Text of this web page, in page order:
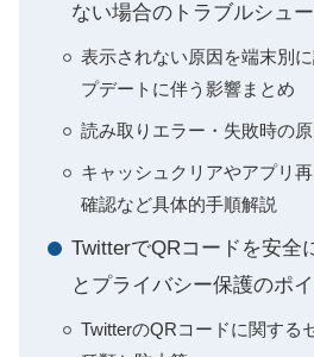
ない場合のトラブルシュ
表示されない原因を端末別
プデートに伴う影響まとめ
読み取りエラー・失敗時の
キャッシュクリアやアプリ
確認など具体的手順解説
TwitterでQRコードを安全
とプライバシー保護のポ
TwitterのQRコードに関する